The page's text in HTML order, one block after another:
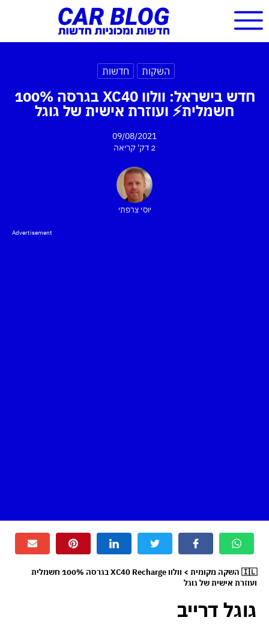
השקות חדשות
חדש בישראל: וולוו XC40 בגרסה 100%
חשמלית⚡ ועוזרת אישית של גוגל
09/08/2021
2 דק'
קריאה
יוסי צרפתי
Advertisement
🇮🇱 השקה מקומית > וולוו XC40 Recharge בגרסה 100% חשמלית
ועוזרת אישית של גוגל
גוגל דרייב